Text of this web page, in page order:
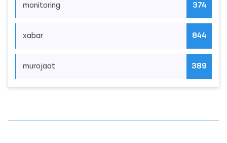
monitoring 374
xabar 844
murojaat 389